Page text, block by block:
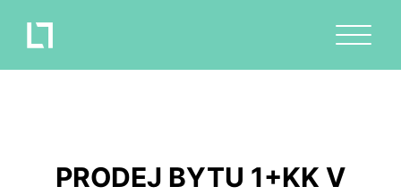
PRODEJ BYTU 1+KK V